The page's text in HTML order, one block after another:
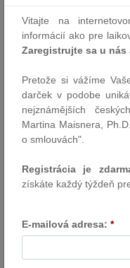
ku dňu ich vzniku
prioriplatí, že
zákonov
práva
zapisujú záznamom
evidenčný význam [4];
zanikajú v dôsledku
zákona(vtedy, ak sú
zmeny predmetu
Právna úprava
Vitajte na
informácií ako pre
Zaregistrujte sa u nás
Pretože si vážíme
darček v podobe
nejznámějších
Martina Maisnera,
o smlouvách".
Registrácia je
získáte každý týždeň
E-mailová adresa: *